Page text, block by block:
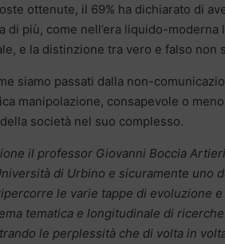
ottenute, il 69% ha dichiarato di
di più, come nell’era liquido-moderna
e la distinzione tra vero e falso non
siamo passati dalla non-
manipolazione, consapevole o
società nel suo complesso.
il professor Giovanni Boccia
di Urbino e sicuramente uno
le varie tappe di evoluzione
tematica e longitudinale di
le perplessità che di volta in